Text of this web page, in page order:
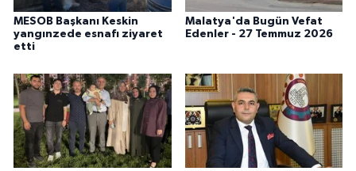
MESOB Başkanı Keskin
yangınzede esnafı ziyaret
etti
Malatya'da Bugün Vefat
Edenler - 27 Temmuz 2026